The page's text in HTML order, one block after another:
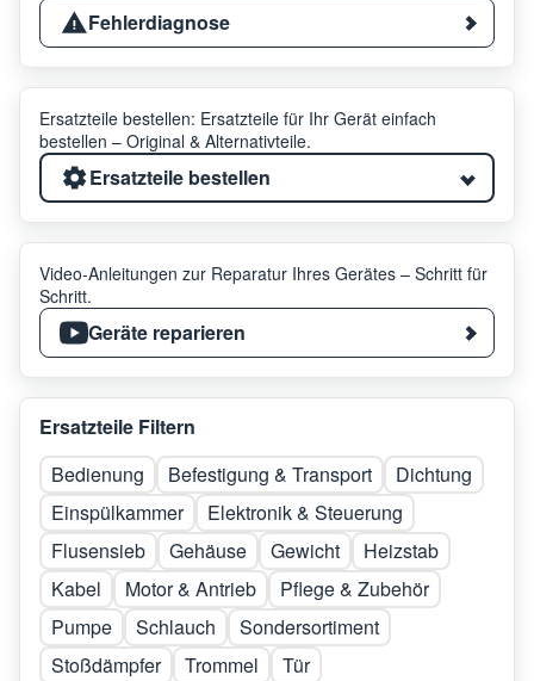
Fehlerdiagnose
Ersatzteile bestellen: Ersatzteile für Ihr Gerät einfach
bestellen – Original & Alternativteile.
Ersatzteile bestellen
Video-Anleitungen zur Reparatur Ihres Gerätes – Schritt für
Schritt.
Geräte reparieren
Ersatzteile Filtern
Bedienung
Befestigung & Transport
Dichtung
Einspülkammer
Elektronik & Steuerung
Flusensieb
Gehäuse Gewicht
Heizstab
Kabel
Motor & Antrieb
Pflege & Zubehör
Pumpe
Schlauch
Sondersortiment
Stoßdämpfer
Trommel Tür